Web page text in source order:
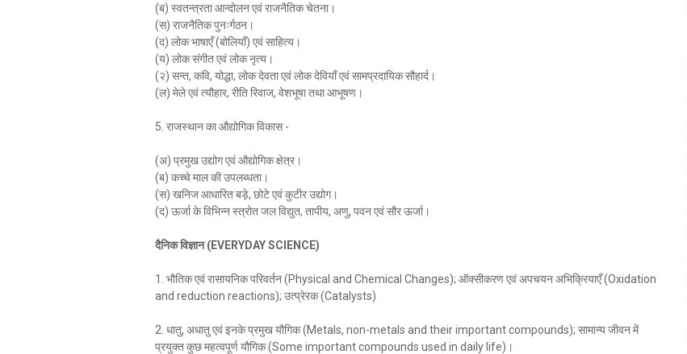
(ब) स्वतन्त्रता आन्दोलन एवं राजनैतिक चेतना।
(स) राजनैतिक पुनःर्गठन।
(द) लोक भाषाएँ (बोलियाँ) एवं साहित्य।
(य) लोक संगीत एवं लोक नृत्य।
(२) सन्त, कवि, योद्धा, लोक देवता एवं लोक देवियाँ एवं सामप्रदायिक सौहार्द।
(ल) मेले एवं त्यौहार, रीति रिवाज, वेशभूषा तथा आभूषण।
5. राजस्थान का औद्योगिक विकास -
(अ) प्रमुख उद्योग एवं औद्योगिक क्षेत्र।
(ब) कच्चे माल की उपलब्धता।
(स) खनिज आधारित बड़े, छोटे एवं कुटीर उद्योग।
(द) ऊर्जा के विभिन्न स्त्रोत जल विद्युत, तापीय, अणु, पवन एवं सौर ऊर्जा।
दैनिक विज्ञान (EVERYDAY SCIENCE)
1. भौतिक एवं रासायनिक परिवर्तन (Physical and Chemical Changes); ऑक्सीकरण एवं अपचयन अभिक्रियाएँ (Oxidation
and reduction reactions); उत्प्रेरक (Catalysts)
2. धातु, अधातु एवं इनके प्रमुख यौगिक (Metals, non-metals and their important compounds); सामान्य जीवन में
प्रयुक्त कुछ महत्वपूर्ण यौगिक (Some important compounds used in daily life)।